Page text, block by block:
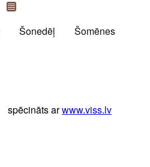
Šonedēļ
Šomēnes
spēcināts arwww.viss.lv